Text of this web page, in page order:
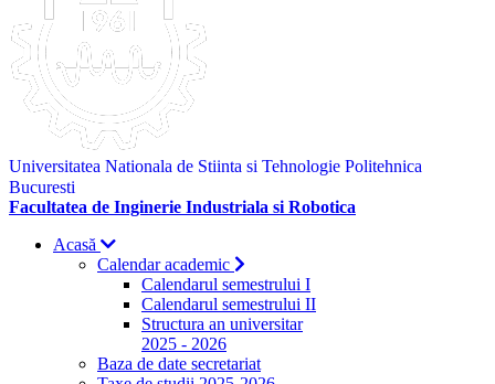
Universitatea Nationala de Stiinta si Tehnologie Politehnica
Bucuresti
Facultatea de Inginerie Industriala si Robotica
Acasă
Calendar academic
Calendarul semestrului I
Calendarul semestrului II
Structura an universitar
2025 - 2026
Baza de date secretariat